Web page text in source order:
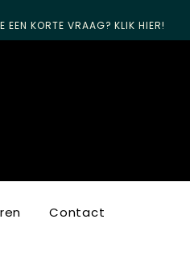
EEN KORTE VRAAG? KLIK HIER!
Contact